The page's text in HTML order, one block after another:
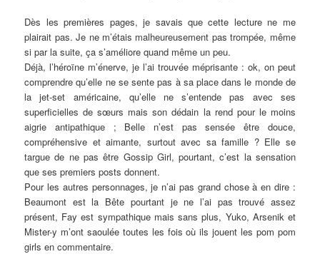
Dès les premières pages, je savais que cette lecture ne me
plairait pas. Je ne m’étais malheureusement pas trompée, même
si par la suite, ça s’améliore quand même un peu.
Déjà, l’héroïne m’énerve, je l’ai trouvée méprisante : ok, on peut
comprendre qu’elle ne se sente pas à sa place dans le monde de
la jet-set américaine, qu’elle ne s’entende pas avec ses
superficielles de sœurs mais son dédain la rend pour le moins
aigrie antipathique ; Belle n’est pas sensée être douce,
compréhensive et aimante, surtout avec sa famille ? Elle se
targue de ne pas être Gossip Girl, pourtant, c’est la sensation
que ses premiers posts donnent.
Pour les autres personnages, je n’ai pas grand chose à en dire :
Beaumont est la Bête pourtant je ne l’ai pas trouvé assez
présent, Fay est sympathique mais sans plus, Yuko, Arsenik et
Mister-y m’ont saoulée toutes les fois où ils jouent les pom pom
girls en commentaire.